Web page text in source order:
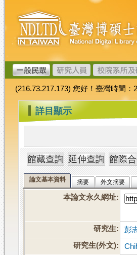
跳
到
主
要
內
容
臺
灣
博
碩
士
論
文
加
值
系
統
(216.73.217.173) 您好！臺灣時間：
::: 詳目顯示
論文基本資料 摘要 外文摘要
本論文永久網址:
研究生:
彭
研究生(外文):